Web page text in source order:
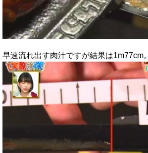
早速流れ出す肉汁ですが結果は1m77cm。